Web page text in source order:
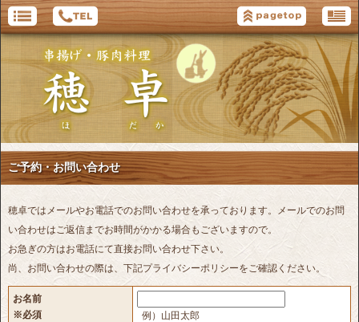
ご予約・お問い合わせ
穂卓ではメールやお電話でのお問い合わせを承っております。 メールでのお問
い合わせはご返信までお時間がかかる場合もございますので。
お急ぎの方はお電話にて直接お問い合わせ下さい。
尚、お問い合わせの際は、下記プライバシーポリシーをご確認ください。
お名前
※必須
例）山田太郎